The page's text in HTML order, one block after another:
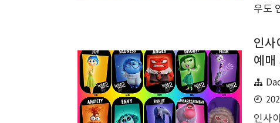
은 ..
우도
퍼드
아보
하게
즈에
c, 조
인사
예매
인사